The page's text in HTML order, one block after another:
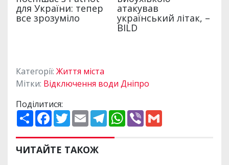
Категорії: Життя міста
Мітки: Відключення води Дніпро
Поділитися:
П
о
и
р
и
F
a
e
b
o
T
w
t
t
e
E
m
i
l
T
e
e
W
h
V
ЧИТАЙТЕ ТАКОЖ